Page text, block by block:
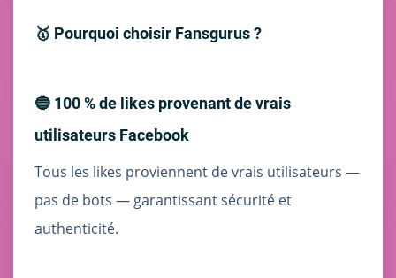
🥇 Pourquoi choisir Fansgurus ?
🔵 100 % de likes provenant de vrais
utilisateurs Facebook
Tous les likes proviennent de vrais utilisateurs —
pas de bots — garantissant sécurité et
authenticité.